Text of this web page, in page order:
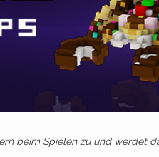
beim Spielen zu und werdet